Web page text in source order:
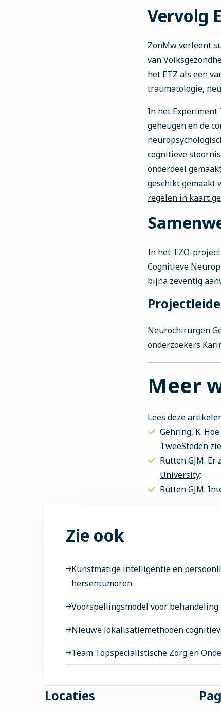
Vervolg
ZonMw verleent
van
het ETZ als een
traumatologie,
In het Experiment
geheugen en de
cognitieve
onderdeel
geschikt gemaakt
regelen in kaart
In het TZO-
Cognitieve
bijna zeventig
Neurochirurgen
onderzoekers
Meer
Lees deze
Gehring, K.
TweeSteden
Rutten GJM.
University;
Rutten GJM.
Zie ook
Kunstmatige intelligentie en
hersentumoren
Voorspellingsmodel voor
Nieuwe lokalisatiemethoden
Team Topspecialistische Zorg en
Locaties